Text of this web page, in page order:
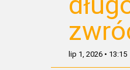
lip 1, 2026 • 13:15